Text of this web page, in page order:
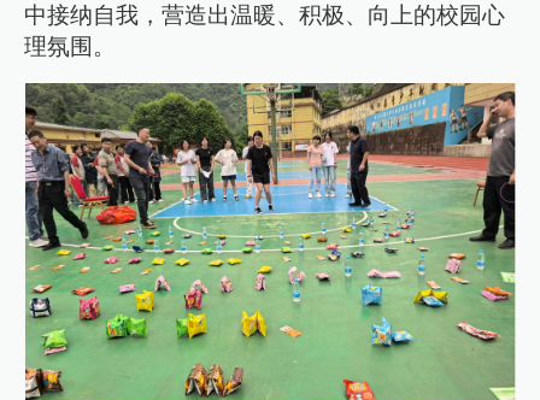
中接纳自我，营造出温暖、积极、向上的校园心
理氛围。